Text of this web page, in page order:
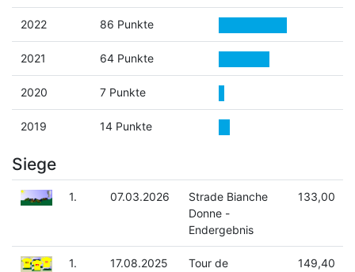
2022 86 Punkte
2021 64 Punkte
2020 7 Punkte
2019 14 Punkte
Siege
1. 07.03.2026
Strade Bianche
Donne -
Endergebnis
133,00
1. 17.08.2025
Tour de
149,40